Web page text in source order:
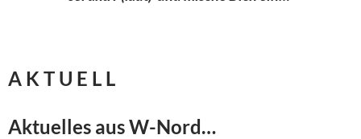
A K T U E L L
Aktuelles aus W-Nord…